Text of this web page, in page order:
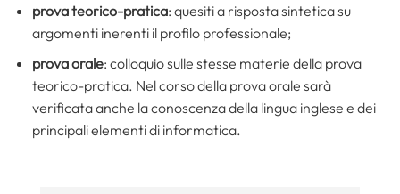
prova teorico-pratica: quesiti a risposta sintetica su
argomenti inerenti il profilo professionale;
prova orale: colloquio sulle stesse materie della prova
teorico-pratica. Nel corso della prova orale sarà
verificata anche la conoscenza della lingua inglese e dei
principali elementi di informatica.